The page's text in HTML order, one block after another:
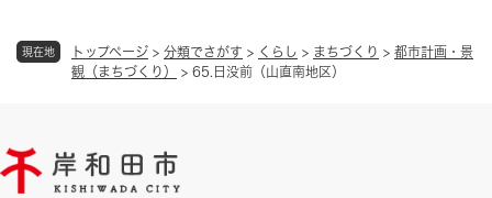
現在地 トップページ > 分類でさがす > くらし > まちづくり > 都市計画・景
観（まちづくり）
> 65.日没前（山直南地区）